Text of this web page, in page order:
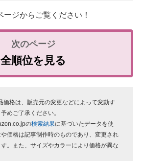
ジからご覧ください！
全順位を見る
格は、販売元の変更などによって変動す
めご了承ください。
の検索結果に基づいたデータを使
価格は記事制作時のものであり、変更され
。また、サイズやカラーにより価格が異な